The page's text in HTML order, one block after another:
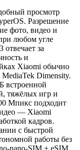
просмотр
Разрешение
фото, видео и
любом угле
за
и
Xiaomi обычно
Dimensity.
встроенной
тяжёлых игр и
Мпикс подходит
— Xiaomi
кадров.
с быстрой
работы без
nano-SIM + eSIM.